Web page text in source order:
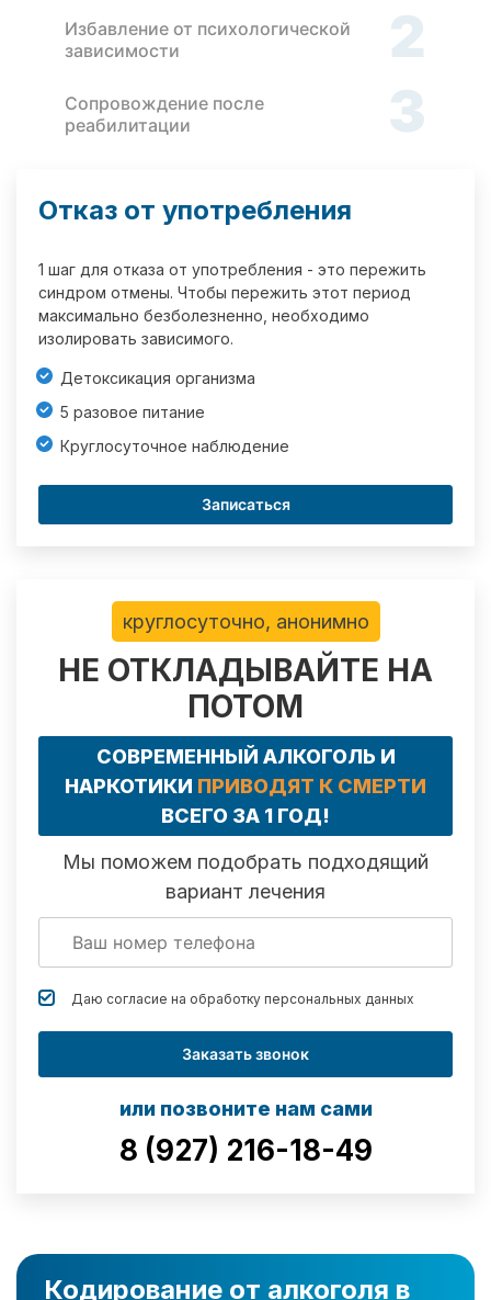
Избавление от психологической
зависимости
2
Сопровождение после
реабилитации
3
Отказ от употребления
1 шаг для отказа от употребления - это пережить
синдром отмены. Чтобы пережить этот период
максимально безболезненно, необходимо
изолировать зависимого.
Детоксикация организма
5 разовое питание
Круглосуточное наблюдение
Записаться
круглосуточно, анонимно
НЕ ОТКЛАДЫВАЙТЕ НА
ПОТОМ
СОВРЕМЕННЫЙ АЛКОГОЛЬ И
НАРКОТИКИ ПРИВОДЯТ К СМЕРТИ
ВСЕГО ЗА 1 ГОД!
Мы поможем подобрать подходящий
вариант лечения
Даю согласие на обработку персональных данных
Заказать звонок
или позвоните нам сами
8 (927) 216-18-49
Кодирование от алкоголя в